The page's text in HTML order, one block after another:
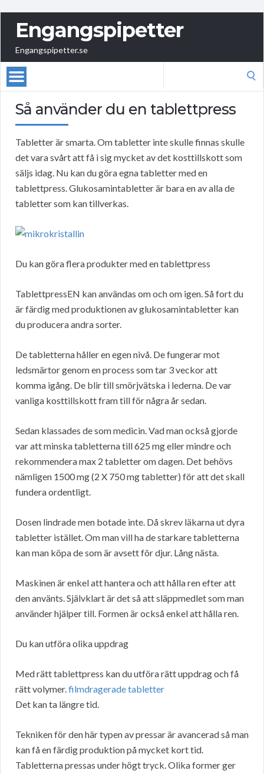
Engangspipetter
Engangspipetter.se
Så använder du en tablettpress
Tabletter är smarta. Om tabletter inte skulle finnas skulle
det vara svårt att få i sig mycket av det kosttillskott som
säljs idag. Nu kan du göra egna tabletter med en
tablettpress. Glukosamintabletter är bara en av alla de
tabletter som kan tillverkas.
Du kan göra flera produkter med en tablettpress
TablettpressEN kan användas om och om igen. Så fort du
är färdig med produktionen av glukosamintabletter kan
du producera andra sorter.
De tabletterna håller en egen nivå. De fungerar mot
ledsmärtor genom en process som tar 3 veckor att
komma igång. De blir till smörjvätska i lederna. De var
vanliga kosttillskott fram till för några år sedan.
Sedan klassades de som medicin. Vad man också gjorde
var att minska tabletterna till 625 mg eller mindre och
rekommendera max 2 tabletter om dagen. Det behövs
nämligen 1500 mg (2 X 750 mg tabletter) för att det skall
fundera ordentligt.
Dosen lindrade men botade inte. Då skrev läkarna ut dyra
tabletter istället. Om man vill ha de starkare tabletterna
kan man köpa de som är avsett för djur. Lång nästa.
Maskinen är enkel att hantera och att hålla ren efter att
den använts. Självklart är det så att släppmedlet som man
använder hjälper till. Formen är också enkel att hålla ren.
Du kan utföra olika uppdrag
Med rätt tablettpress kan du utföra rätt uppdrag och få
rätt volymer.filmdragerade tabletter
Det kan ta längre tid.
Tekniken för den här typen av pressar är avancerad så man
kan få en färdig produktion på mycket kort tid.
Tabletterna pressas under högt tryck. Olika former ger